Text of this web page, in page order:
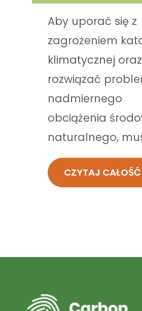
Aby uporać się z
zagrożeniem
klimatycznej oraz
rozwiązać
nadmiernego
obciążenia
naturalnego,
CZYTAJ CAŁOŚĆ